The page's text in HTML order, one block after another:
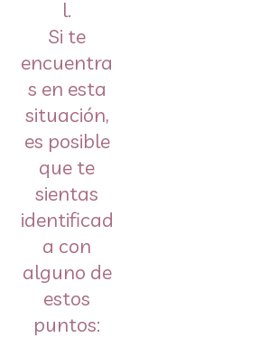
l.
Si te
encuentra
s en esta
situación,
es posible
que te
sientas
identificad
a con
alguno de
estos
puntos: